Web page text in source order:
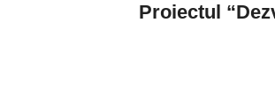
Proiectul